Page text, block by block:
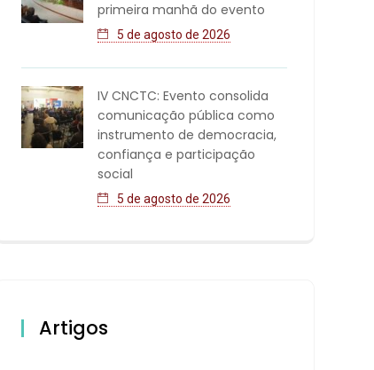
primeira manhã do evento
5 de agosto de 2026
IV CNCTC: Evento consolida
comunicação pública como
instrumento de democracia,
confiança e participação
social
5 de agosto de 2026
Artigos